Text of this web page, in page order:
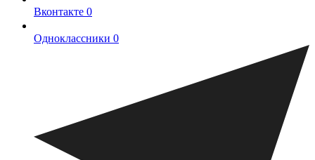
Вконтакте 0
Одноклассники 0